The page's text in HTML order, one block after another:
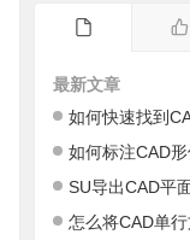
最新文章
如何快速找到CAD对
如何标注CAD
SU导出CAD平面
怎么将CAD单行文字